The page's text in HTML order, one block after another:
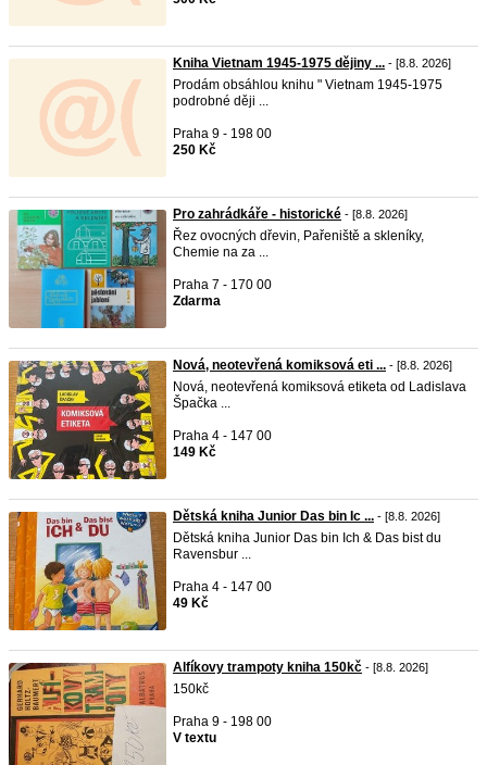
Kniha Vietnam 1945-1975 dějiny ... - [8.8. 2026]
Prodám obsáhlou knihu " Vietnam 1945-1975
podrobné ději ...
Praha 9 - 198 00
250 Kč
Pro zahrádkáře - historické - [8.8. 2026]
Řez ovocných dřevin, Pařeniště a skleníky,
Chemie na za ...
Praha 7 - 170 00
Zdarma
Nová, neotevřená komiksová eti ... - [8.8. 2026]
Nová, neotevřená komiksová etiketa od Ladislava
Špačka ...
Praha 4 - 147 00
149 Kč
Dětská kniha Junior Das bin Ic ... - [8.8. 2026]
Dětská kniha Junior Das bin Ich & Das bist du
Ravensbur ...
Praha 4 - 147 00
49 Kč
Alfíkovy trampoty kniha 150kč - [8.8. 2026]
150kč
Praha 9 - 198 00
V textu